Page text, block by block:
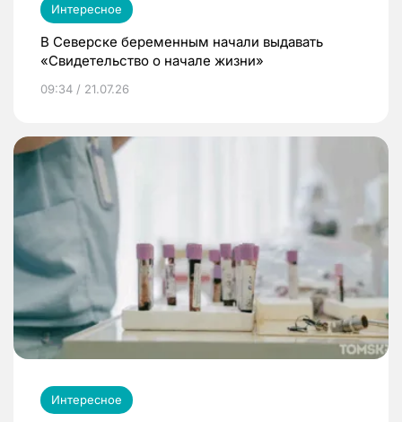
Интересное
В Северске беременным начали выдавать
«Свидетельство о начале жизни»
09:34 / 21.07.26
Интересное